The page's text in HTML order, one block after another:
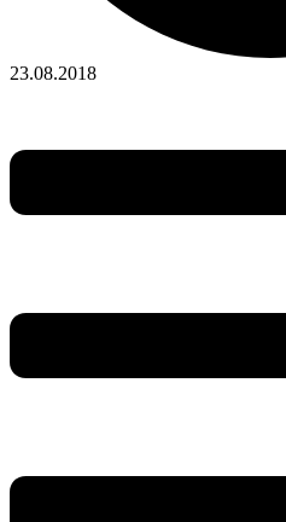
23.08.2018